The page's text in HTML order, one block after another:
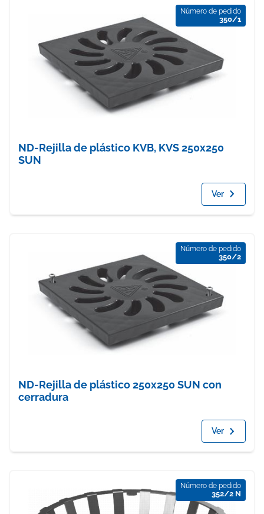
Número de pedido
350/1
ND-Rejilla de plástico KVB, KVS 250x250
SUN
Ver
Número de pedido
350/2
ND-Rejilla de plástico 250x250 SUN con
cerradura
Ver
Número de pedido
352/2 N